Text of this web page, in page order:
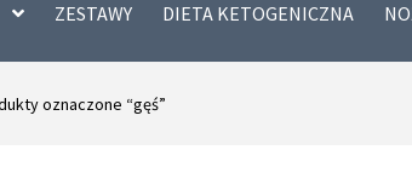
ZESTAWY DIETA KETOGENICZNA
oznaczone “gęś”